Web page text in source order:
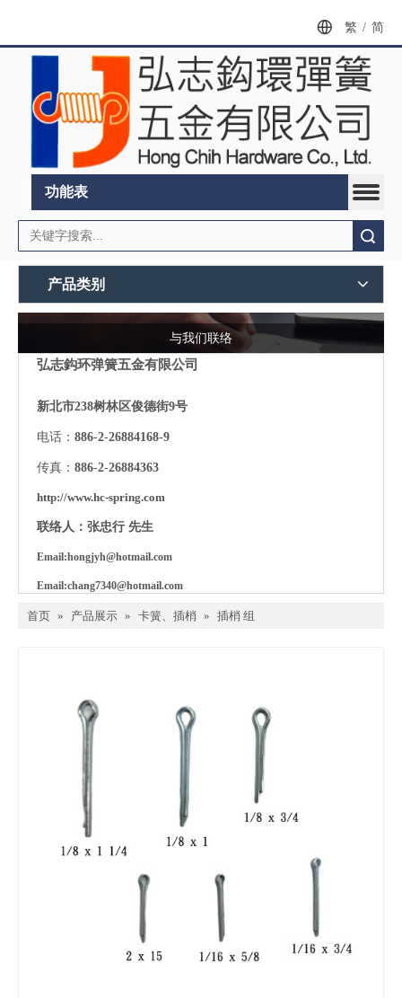
繁 / 简
功能表
产品类别
与我们联络
弘志鈎环弹簧五金有限公司
新北市238树林区俊德街9号
电话： 886-2-26884168-9
传真： 886-2-26884363
http://www.hc-spring.com
联络人：张忠行 先生
Email:hongjyh@hotmail.com
Email:chang7340@hotmail.com
首页 » 产品展示 » 卡簧、插梢 » 插梢 组